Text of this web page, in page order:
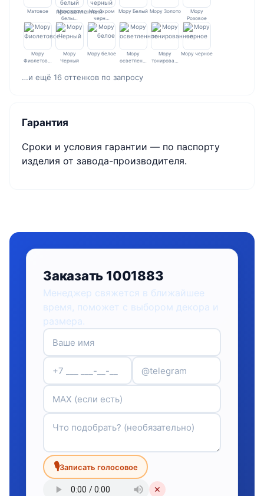
Матовое
Монохром
белы…
Монохром
черн…
Мору Белый Мору Золото
Мору
Розовое
Мору
Фиолетов…
Мору
Черный
Мору белое
Мору
осветлен…
Мору
тонирова…
Мору черное
…и ещё 16 оттенков по запросу
Гарантия
Сроки и условия гарантии — по паспорту
изделия от завода-производителя.
Заказать 1001883
Менеджер свяжется в ближайшее
время, поможет с выбором декора и
размера.
🎙Записать голосовое
✕